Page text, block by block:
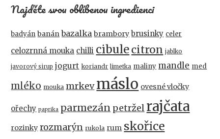
Najděte svou oblíbenou ingredienci
badyán banán bazalka brambory brusinky celer
celozrnná mouka chilli cibulecitron jablko
javorový sirup jogurt koriandr limetka maliny mandle med
mléko mouka mrkevmáslo ovesné vločky
ořechy paprika parmezán petržel rajčata
rozinky rozmarýn rukola rum skořice